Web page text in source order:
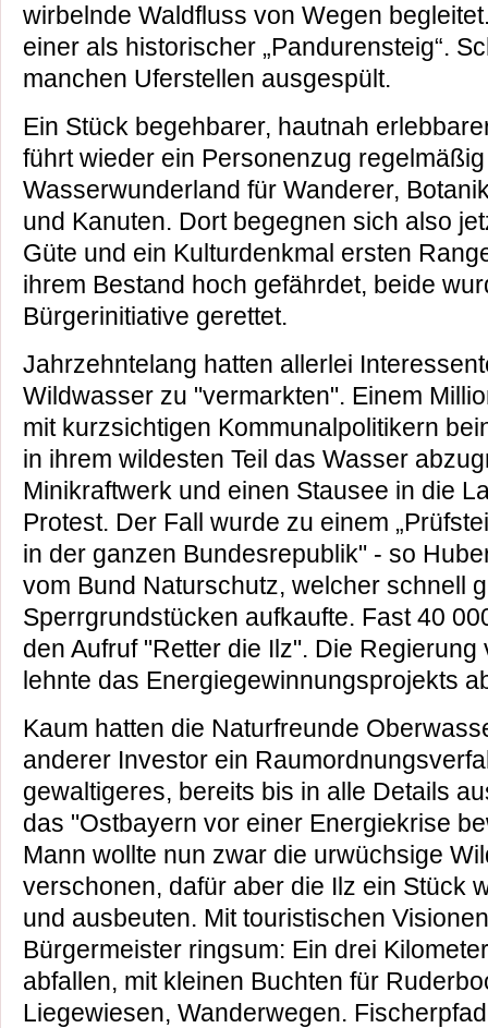
wirbelnde Waldfluss von Wegen
einer als historischer „Pandurensteig“.
manchen Uferstellen ausgespült.
Ein Stück begehbarer, hautnah
führt wieder ein Personenzug
Wasserwunderland für Wanderer,
und Kanuten. Dort begegnen sich also
Güte und ein Kulturdenkmal ersten
ihrem Bestand hoch gefährdet, beide
Bürgerinitiative gerettet.
Jahrzehntelang hatten allerlei
Wildwasser zu "vermarkten". Einem
mit kurzsichtigen Kommunalpolitikern
in ihrem wildesten Teil das Wasser­
Minikraftwerk und einen Stausee in die
Protest. Der Fall wurde zu einem
in der ganzen Bundesrepublik" - so
vom Bund Naturschutz, welcher schnell
Sperrgrundstücken aufkaufte. Fast 40
den Aufruf "Retter die Ilz". Die
lehnte das Energiegewinnungsprojekts
Kaum hatten die Naturfreunde
anderer Investor ein
gewalti­geres, bereits bis in alle Details
das "Ostbayern vor einer Energiekrise
Mann wollte nun zwar die urwüchsige
verschonen, dafür aber die Ilz ein Stück
und ausbeuten. Mit touristi­schen
Bürgermeister ringsum: Ein drei
abfallen, mit kleinen Buchten für
Liegewiesen, Wander­wegen.